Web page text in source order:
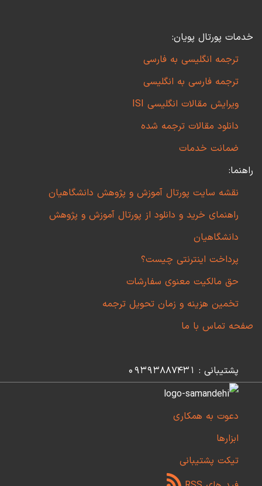
خدمات پورتال پویان:
ترجمه انگلیسی به فارسی
ترجمه فارسی به انگلیسی
ویرایش مقالات انگلیسی ISI
دانلود مقالات ترجمه شده
ضمانت خدمات
راهنما:
نقشه سایت پورتال آموزش و پژوهش دانشگاهیان
راهنمای خرید و دانلود از پورتال آموزش و پژوهش
دانشگاهیان
پرداخت اینترنتی چیست؟
حق مالکیت معنوی سفارشات
تخمین هزینه و زمان تحویل ترجمه
صفحه تماس با ما
پشتیبانی : 09393887431
دعوت به همکاری
ابزارها
تیکت پشتیبانی